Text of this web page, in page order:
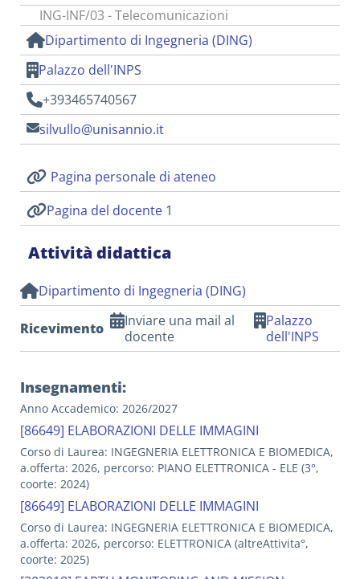
ING-INF/03 - Telecomunicazioni
Dipartimento di Ingegneria (DING)
Palazzo dell'INPS
+393465740567
silvullo@unisannio.it
Pagina personale di ateneo
Pagina del docente 1
Attività didattica
Dipartimento di Ingegneria (DING)
Ricevimento
Inviare una mail al
docente
Palazzo
dell'INPS
Insegnamenti:
Anno Accademico: 2026/2027
[86649] ELABORAZIONI DELLE IMMAGINI
Corso di Laurea: INGEGNERIA ELETTRONICA E BIOMEDICA,
a.offerta: 2026, percorso: PIANO ELETTRONICA - ELE (3°,
coorte: 2024)
[86649] ELABORAZIONI DELLE IMMAGINI
Corso di Laurea: INGEGNERIA ELETTRONICA E BIOMEDICA,
a.offerta: 2026, percorso: ELETTRONICA (altreAttivita°,
coorte: 2025)